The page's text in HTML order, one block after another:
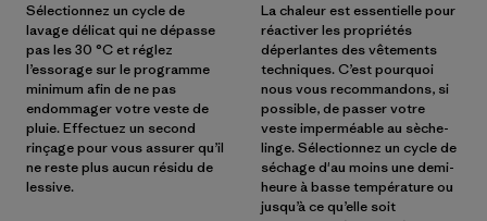
Sélectionnez un cycle de
lavage délicat qui ne dépasse
pas les 30 °C et réglez
l’essorage sur le programme
minimum afin de ne pas
endommager votre veste de
pluie. Effectuez un second
rinçage pour vous assurer qu’il
ne reste plus aucun résidu de
lessive.
La chaleur est essentielle pour
réactiver les propriétés
déperlantes des vêtements
techniques. C’est pourquoi
nous vous recommandons, si
possible, de passer votre
veste imperméable au sèche-
linge. Sélectionnez un cycle de
séchage d'au moins une demi-
heure à basse température ou
jusqu’à ce qu’elle soit